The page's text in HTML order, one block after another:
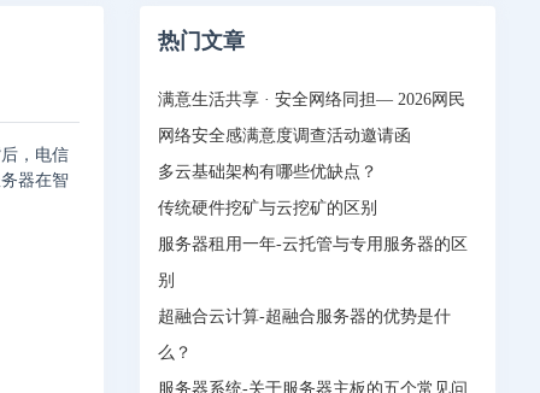
，电信
器在智
热门文章
满意生活共享 · 安全网络同担— 2026网民
网络安全感满意度调查活动邀请函
多云基础架构有哪些优缺点？
传统硬件挖矿与云挖矿的区别
服务器租用一年-云托管与专用服务器的区
别
超融合云计算-超融合服务器的优势是什
么？
服务器系统-关于服务器主板的五个常见问